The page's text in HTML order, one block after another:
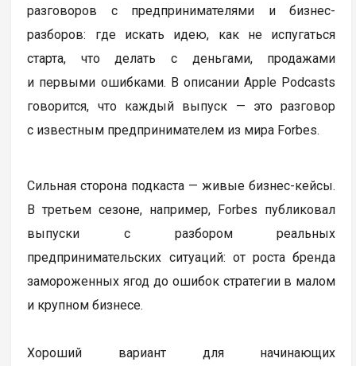
разговоров с предпринимателями и бизнес-
разборов: где искать идею, как не испугаться
старта, что делать с деньгами, продажами
и первыми ошибками. В описании Apple Podcasts
говорится, что каждый выпуск — это разговор
с известным предпринимателем из мира Forbes.
Сильная сторона подкаста — живые бизнес-кейсы.
В третьем сезоне, например, Forbes публиковал
выпуски с разбором реальных
предпринимательских ситуаций: от роста бренда
замороженных ягод до ошибок стратегии в малом
и крупном бизнесе.
Хороший вариант для начинающих